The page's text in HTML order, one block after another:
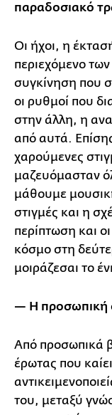
παραδοσιακό
Οι ήχοι, η
περιεχόμενο
συγκίνηση που
οι ρυθμοί που
στην άλλη, η
από αυτά.
χαρούμενες
μαζευόμασταν
μάθουμε
στιγμές και η
περίπτωση και
κόσμο στη
μοιράζεσαι το
— H προσωπική
Από προσωπικά
έρωτας που
του, μεταξύ